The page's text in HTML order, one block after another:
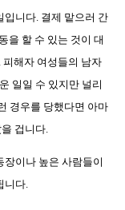
입니다 결제 맡으러 간
을 할 수 있는 것이 대
피해자 여성들의 남자
일일 수 있지만 널리
경우를 당했다면 아마
겁니다
장이나 높은 사람들이
니다